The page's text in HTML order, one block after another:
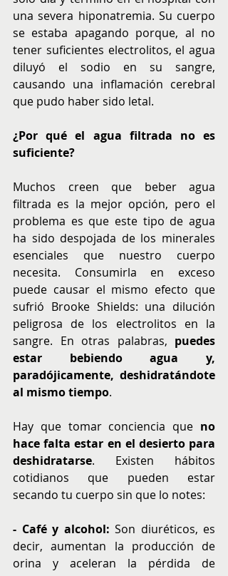
una severa hiponatremia. Su cuerpo
se estaba apagando porque, al no
tener suficientes electrolitos, el agua
diluyó el sodio en su sangre,
causando una inflamación cerebral
que pudo haber sido letal.
¿Por qué el agua filtrada no es
suficiente?
Muchos creen que beber agua
filtrada es la mejor opción, pero el
problema es que este tipo de agua
ha sido despojada de los minerales
esenciales que nuestro cuerpo
necesita. Consumirla en exceso
puede causar el mismo efecto que
sufrió Brooke Shields: una dilución
peligrosa de los electrolitos en la
sangre. En otras palabras, puedes
estar bebiendo agua y,
paradójicamente, deshidratándote
al mismo tiempo.
Hay que tomar conciencia que no
hace falta estar en el desierto para
deshidratarse. Existen hábitos
cotidianos que pueden estar
secando tu cuerpo sin que lo notes:
- Café y alcohol: Son diuréticos, es
decir, aumentan la producción de
orina y aceleran la pérdida de